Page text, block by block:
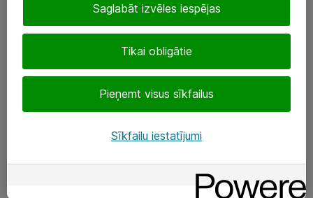
eShop@atea.lv
Sekojiet mums
Tikai obligātie
Pieņemt visus sīkfailus
Saglabāt izvēles iespējas
Sīkfailu iestatījumi